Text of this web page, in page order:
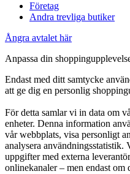
Företag
Andra trevliga butiker
Ångra avtalet här
Anpassa din
Endast med ditt samtycke
att ge dig en personlig
För detta samlar vi in data om
enheter. Denna information
vår webbplats, visa personligt
analysera användningsstatistik.
uppgifter med externa
onlinekanaler – men endast om